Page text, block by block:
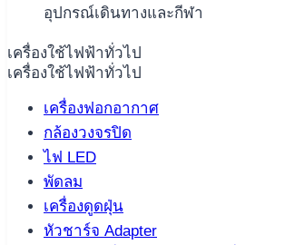
อุปกรณ์เดินทางและกีฬา
เครื่องใช้ไฟฟ้าทั่วไป
เครื่องใช้ไฟฟ้าทั่วไป
เครื่องฟอกอากาศ
กล้องวงจรปิด
ไฟ LED
พัดลม
เครื่องดูดฝุ่น
หัวชาร์จ Adapter